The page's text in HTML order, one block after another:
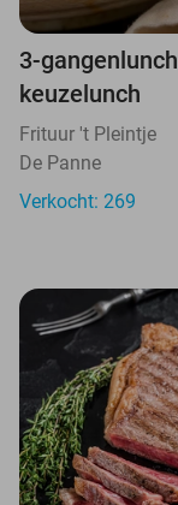
3-
keuzelunch
Frituur 't Pleintje
De Panne
Verkocht: 269